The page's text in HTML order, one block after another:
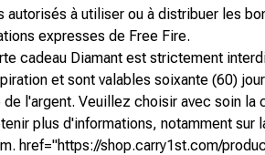
autorisés à utiliser ou à distribuer les
expresses de Free Fire.
cadeau Diamant est strictement
et sont valables soixante (60)
l'argent. Veuillez choisir avec soin
plus d'informations, notamment
href="https://shop.carry1st.com/